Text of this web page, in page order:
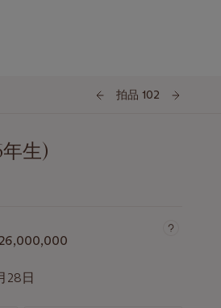
拍品 102
生)
28日